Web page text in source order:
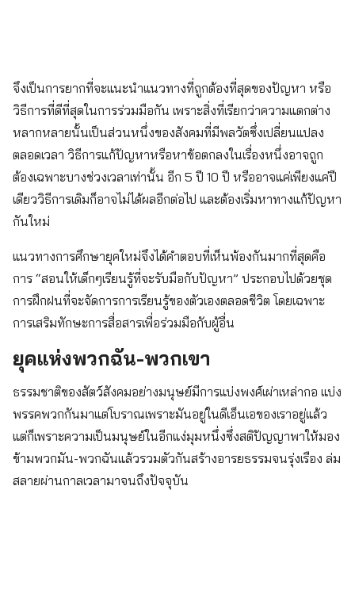
จึงเป็นการยากที่จะแนะนำแนวทางที่ถูกต้องที่สุดของปัญหา หรือ
วิธีการที่ดีที่สุดในการร่วมมือกัน เพราะสิ่งที่เรียกว่าความแตกต่าง
หลากหลายนั้นเป็นส่วนหนึ่งของสังคมที่มีพลวัตซึ่งเปลี่ยนแปลง
ตลอดเวลา วิธีการแก้ปัญหาหรือหาข้อตกลงในเรื่องหนึ่งอาจถูก
ต้องเฉพาะบางช่วงเวลาเท่านั้น อีก 5 ปี 10 ปี หรืออาจแค่เพียงแค่ปี
เดียววิธีการเดิมก็อาจไม่ได้ผลอีกต่อไป และต้องเริ่มหาทางแก้ปัญหา
กันใหม่
แนวทางการศึกษายุคใหม่จึงได้คำตอบที่เห็นพ้องกันมากที่สุดคือ
การ “สอนให้เด็กๆเรียนรู้ที่จะรับมือกับปัญหา” ประกอบไปด้วยชุด
การฝึกฝนที่จะจัดการการเรียนรู้ของตัวเองตลอดชีวิต โดยเฉพาะ
การเสริมทักษะการสื่อสารเพื่อร่วมมือกับผู้อื่น
ยุคแห่งพวกฉัน-พวกเขา
ธรรมชาติของสัตว์สังคมอย่างมนุษย์มีการแบ่งพงศ์เผ่าเหล่ากอ แบ่ง
พรรคพวกกันมาแต่โบราณเพราะมันอยู่ในดีเอ็นเอของเราอยู่แล้ว
แต่ก็เพราะความเป็นมนุษย์ในอีกแง่มุมหนึ่งซึ่งสติปัญญาพาให้มอง
ข้ามพวกมัน-พวกฉันแล้วรวมตัวกันสร้างอารยธรรมจนรุ่งเรือง ล่ม
สลายผ่านกาลเวลามาจนถึงปัจจุบัน